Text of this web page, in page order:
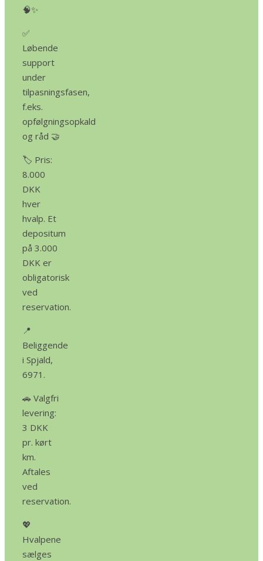
🧠✨
✅
Løbende
support
under
tilpasningsfasen,
f.eks.
opfølgningsopkald
og råd 🤝
🏷️ Pris:
8.000
DKK
hver
hvalp. Et
depositum
på 3.000
DKK er
obligatorisk
ved
reservation.
📍
Beliggende
i Spjald,
6971.
🚗 Valgfri
levering:
3 DKK
pr. kørt
km.
Aftales
ved
reservation.
💖
Hvalpene
sælges